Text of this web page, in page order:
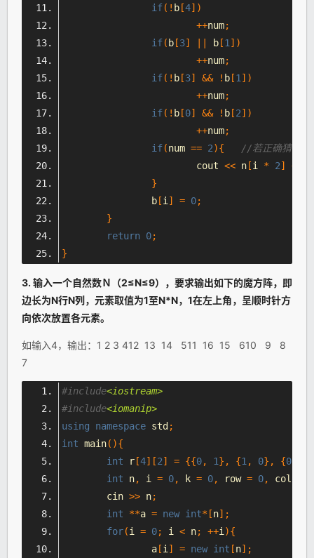
if(! b [4])
++num;
if( b [3] b [1 ])
++num;
if(! b [3] && ! b [1 ])
++num;
if(! b [0] && ! b [2])
++num;
if(num == 2){
//若正确猜测数
			cout
<< n [i * 2] <<
}
		b
[i ] = 0;
}
return 0;
}
3. 输入一个自然数Ｎ（2≤N≤9），要求输出如下的魔方阵，即
边长为N行N列，元素取值为1至N*N，1在左上角，呈顺时针方
向依次放置各元素。
如输入4，输出：1 2 3 412 13 14 511 16 15 610 9 8
7
#include<iostream>
#include<iomanip>
using
namespace std ;
int main(){
int r [4][2] = {{0, 1}, {1 , 0}, {0
int n, i = 0, k = 0, row = 0, col
	cin
>> n;
int
**a = new int*[n];
for(i = 0; i < n; ++i ){
		a
[i ] = new int [n];